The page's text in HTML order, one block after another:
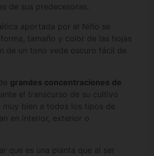
de sus predecesoras.
aportada por el Niño se
tamaño y color de las hojas
de un tono vede oscuro fácil de
grandes concentraciones de
el transcurso de su cultivo
muy bien a todos los tipos de
en interior, exterior o
que es una planta que al ser